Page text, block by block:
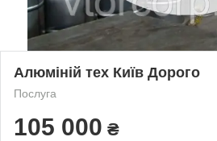
Алюміній тех Київ Дорого
Послуга
105 000 ₴